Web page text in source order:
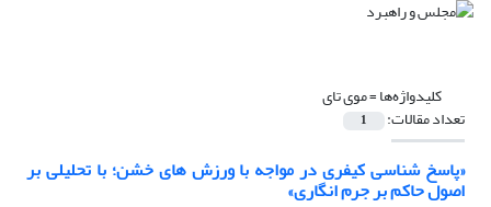
کلیدواژه‌ها =موی تای
تعداد مقالات: 1
«پاسخ شناسی کیفری در مواجه با ورزش های خشن؛ با تحلیلی بر
اصول حاکم بر جرم انگاری»